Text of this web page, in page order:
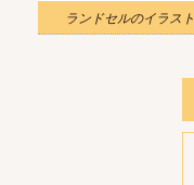
ランドセルのイラスト